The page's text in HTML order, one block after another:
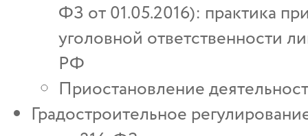
ФЗ от 01.05.2016): практика
уголовной ответственности
РФ
Приостановление
Градостроительное